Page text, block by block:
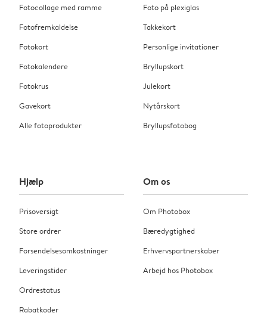
Fotocollage med ramme
Fotofremkaldelse
Fotokort
Fotokalendere
Fotokrus
Gavekort
Alle fotoprodukter
Foto på plexiglas
Takkekort
Personlige invitationer
Bryllupskort
Julekort
Nytårskort
Bryllupsfotobog
Hjælp
Prisoversigt
Store ordrer
Forsendelsesomkostninger
Leveringstider
Ordrestatus
Rabatkoder
Om os
Om Photobox
Bæredygtighed
Erhvervspartnerskaber
Arbejd hos Photobox